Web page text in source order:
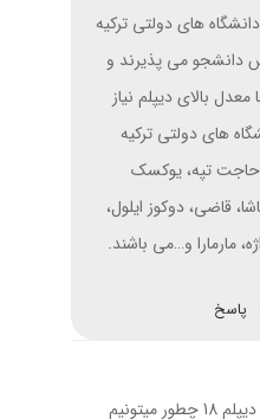
های دولتی ترکیه
دانشجو می پذیرند و
بالای دیپلم نیاز
های دولتی ترکیه
حاجت تپه، یوکسک
قاضی، دوکوز ایلول،
مارمارا و…می باشند.
پاسخ
سلام چطور با معدل دیپلم 18 چطور میتونیم